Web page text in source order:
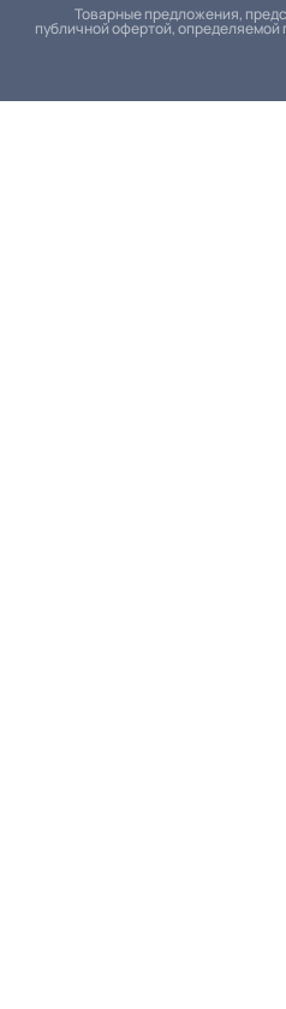
Товарные предложения,
публичной офертой,